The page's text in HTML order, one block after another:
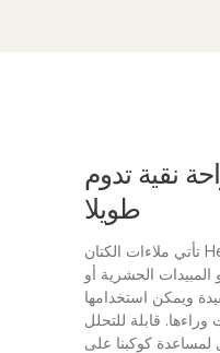
نقية تدوم
طويلا
تأتي ملاءات الكتان Heveya® الخاصة بنا من مزارع الكتان الأوروبية العضوية
الحشرية أو
ويمكن استخدامها
قابلة للتحلل
طريقة أفضل لمساعدة كوكبنا على